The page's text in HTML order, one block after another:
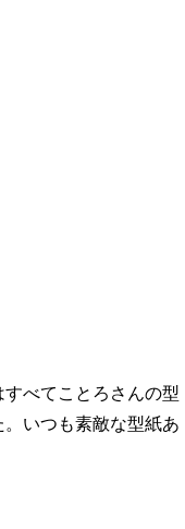
べてことろさんの型
いつも素敵な型紙あ